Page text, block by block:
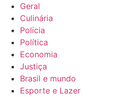
Geral
Culinária
Polícia
Política
Economia
Justiça
Brasil e mundo
Esporte e Lazer